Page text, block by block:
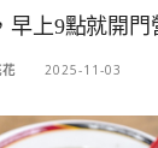
早上9點就開門
2025-11-03